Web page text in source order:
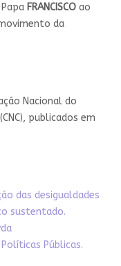
FRANCISCOao
da
Nacional do
publicados em
das desigualdades
sustentado.
Públicas.